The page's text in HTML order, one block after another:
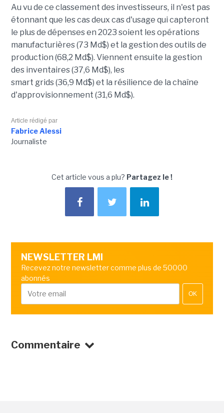
Au vu de ce classement des investisseurs, il n'est pas
étonnant que les cas deux cas d'usage qui capteront
le plus de dépenses en 2023 soient les opérations
manufacturières (73 Md$) et la gestion des outils de
production (68,2 Md$). Viennent ensuite la gestion
des inventaires (37,6 Md$), les
smart grids (36,9 Md$) et la résilience de la chaîne
d'approvisionnement (31,6 Md$).
Article rédigé par
Fabrice Alessi
Journaliste
Cet article vous a plu? Partagez le !
NEWSLETTER LMI
Recevez notre newsletter comme plus de 50000
abonnés
OK
Commentaire